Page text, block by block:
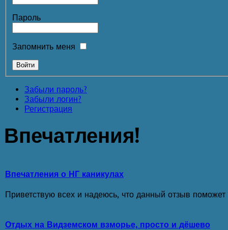
Пароль
Запомнить меня
Забыли пароль?
Забыли логин?
Регистрация
Впечатления!
Впечатления о НГ каникулах
Приветствую всех и надеюсь, что данный отзыв
Отдых на Видземском взморье, просто и дёшево